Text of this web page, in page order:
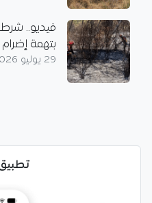
بتهمة إضرام
29 يوليو 2026
تطبيق